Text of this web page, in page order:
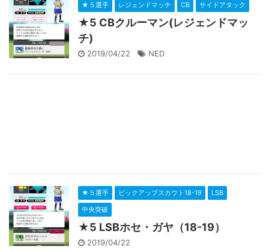
★５選手 レジェンドマッチ CB サイドアタック
★5 CBクルーマン(レジェンドマッ
チ)
2019/04/22 NED
★５選手 ピックアップスカウト18-19
LSB
中央突破
★5 LSBホセ・ガヤ（18-19）
2019/04/22